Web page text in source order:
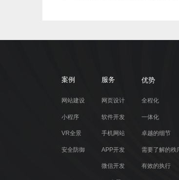
案例
网站建设
小程序
VR全景
安全防御
服务
网页设计
软件开发
手机网站
APP开发
微信开发
优势
全程化
一体化
卓越的细节
需要了解的秩
有效的执行